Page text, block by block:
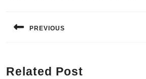
de
PREVIOUS
post:
Related Post